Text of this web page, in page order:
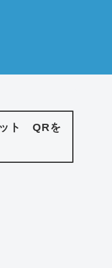
ット QRを